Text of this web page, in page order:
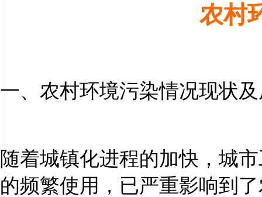
农村
一、农村环境污染情况现状
随着城镇化进程的加快，城
的频繁使用，已严重影响到